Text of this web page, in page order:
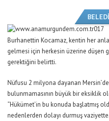
Burhanettin Kocamaz, kentin her
gelmesi için herkesin üzerine düşen
gerektiğini belirtti.
Nüfusu 2 milyona dayanan
bulunmamasının büyük bir eksiklik
“Hükümet’in bu konuda başlatmış
nedenlerden dolayı durmuş